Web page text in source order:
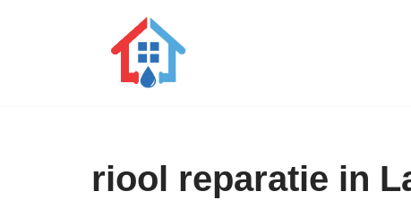
riool reparatie in